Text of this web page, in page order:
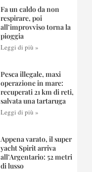
Fa un caldo da non
respirare, poi
all’improvviso torna la
pioggia
Leggi di più »
Pesca illegale, maxi
operazione in mare:
recuperati 21 km di reti,
salvata una tartaruga
Leggi di più »
Appena varato, il super
yacht Spirit arriva
all’Argentario: 52 metri
di lusso